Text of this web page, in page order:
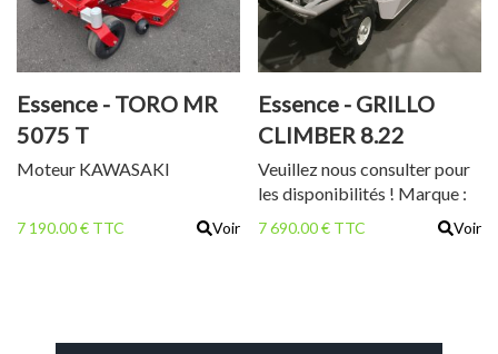
Essence - TORO MR
5075 T
Moteur KAWASAKI
7 190.00 € TTC Voir
Essence - GRILLO
CLIMBER 8.22
Veuillez nous consulter pour
les disponibilités ! Marque :
GRILLO Modèle : CLIMBER
intégré Poids : 265 kg
7 690.00 € TTC Voir